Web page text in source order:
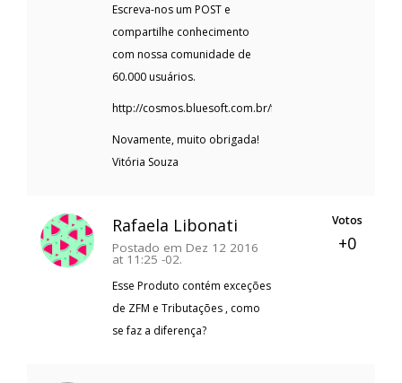
Escreva-nos um POST e
compartilhe conhecimento
com nossa comunidade de
60.000 usuários.
http://cosmos.bluesoft.com.br/forum
Novamente, muito obrigada!
Vitória Souza
Rafaela Libonati
Postado em Dez 12 2016
at 11:25 -02.
Esse Produto contém exceções
de ZFM e Tributações , como
se faz a diferença?
Votos
+0